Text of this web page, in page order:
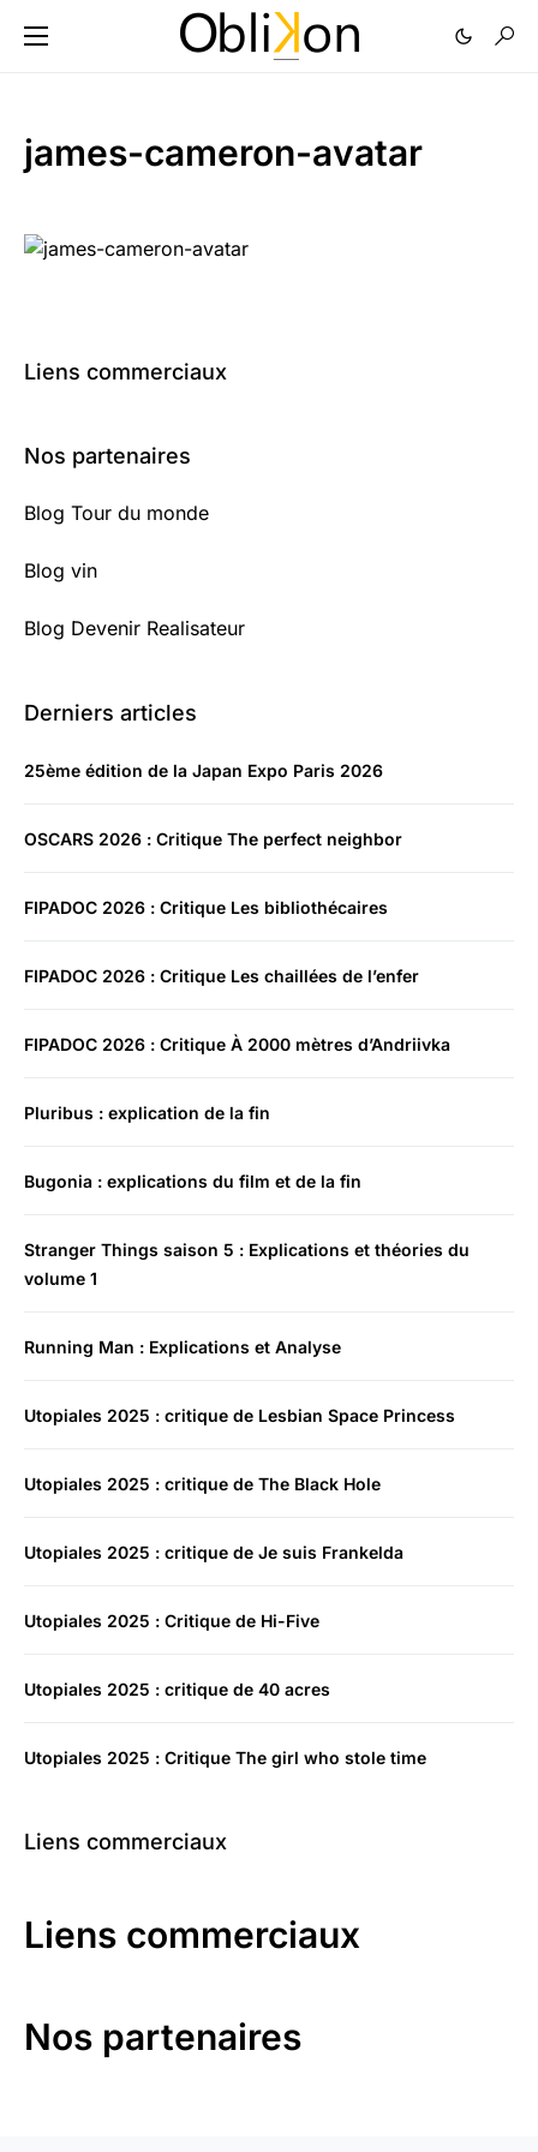
james-cameron-avatar
Liens commerciaux
Nos partenaires
Blog Tour du monde
Blog vin
Blog Devenir Realisateur
Derniers articles
25ème édition de la Japan Expo Paris 2026
OSCARS 2026 : Critique The perfect neighbor
FIPADOC 2026 : Critique Les bibliothécaires
FIPADOC 2026 : Critique Les chaillées de l’enfer
FIPADOC 2026 : Critique À 2000 mètres d’Andriivka
Pluribus : explication de la fin
Bugonia : explications du film et de la fin
Stranger Things saison 5 : Explications et théories du
volume 1
Running Man : Explications et Analyse
Utopiales 2025 : critique de Lesbian Space Princess
Utopiales 2025 : critique de The Black Hole
Utopiales 2025 : critique de Je suis Frankelda
Utopiales 2025 : Critique de Hi-Five
Utopiales 2025 : critique de 40 acres
Utopiales 2025 : Critique The girl who stole time
Liens commerciaux
Liens commerciaux
Nos partenaires